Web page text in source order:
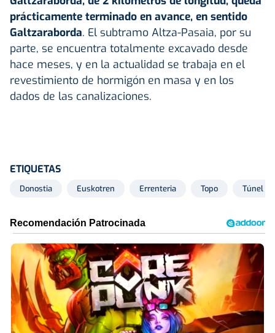
prácticamente terminado en avance, en sentido
Galtzaraborda. El subtramo Altza-Pasaia, por su
parte, se encuentra totalmente excavado desde
hace meses, y en la actualidad se trabaja en el
revestimiento de hormigón en masa y en los
dados de las canalizaciones.
ETIQUETAS
Donostia Euskotren Errenteria Topo Túnel